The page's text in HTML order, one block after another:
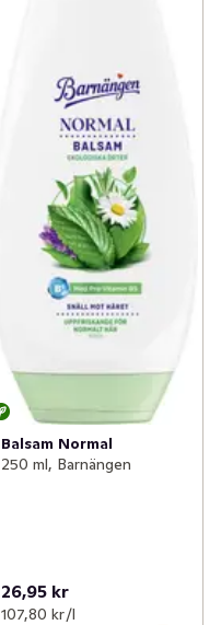
Balsam Normal
250 ml, Barnängen
26,95 kr
107,80 kr /l